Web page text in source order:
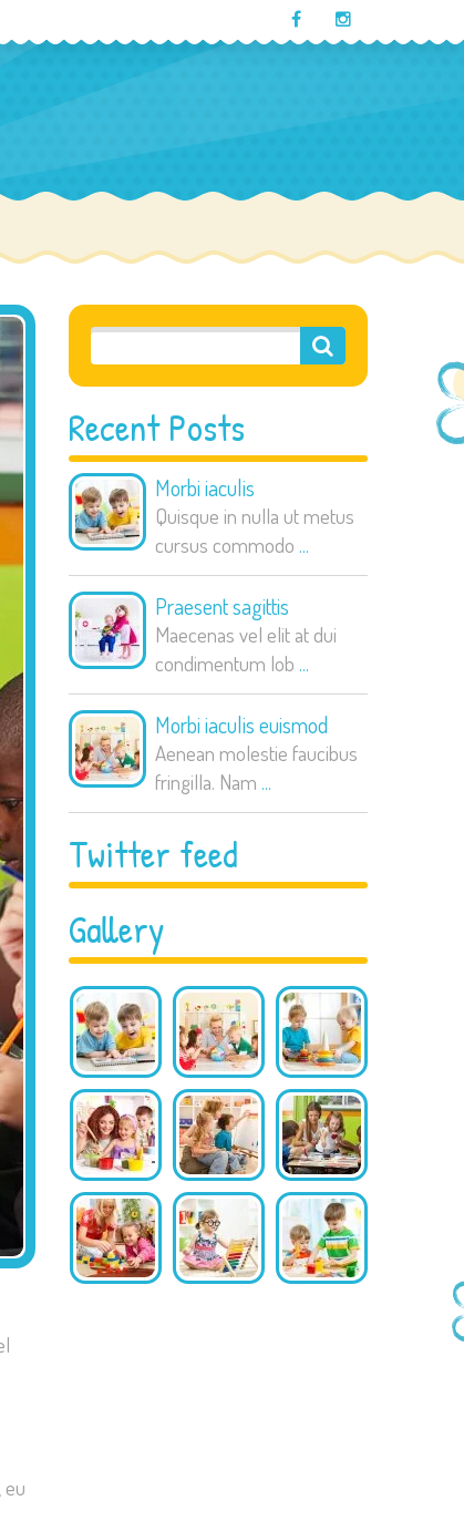
Recent Posts
Morbi iaculis
Quisque in nulla ut metus
cursus commodo ...
Praesent sagittis
Maecenas vel elit at dui
condimentum lob ...
Morbi iaculis euismod
Aenean molestie faucibus
fringilla. Nam ...
Twitter feed
Gallery